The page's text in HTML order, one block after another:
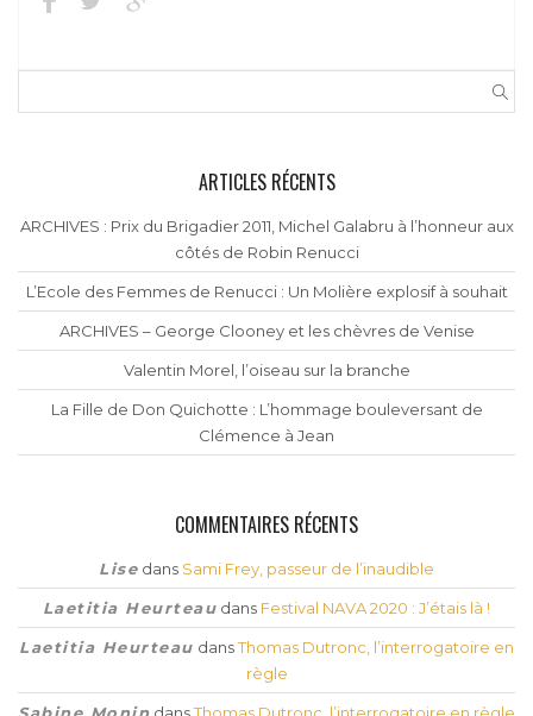
ARTICLES RÉCENTS
ARCHIVES : Prix du Brigadier 2011, Michel Galabru à l’honneur aux
côtés de Robin Renucci
L’Ecole des Femmes de Renucci : Un Molière explosif à souhait
ARCHIVES – George Clooney et les chèvres de Venise
Valentin Morel, l’oiseau sur la branche
La Fille de Don Quichotte : L’hommage bouleversant de
Clémence à Jean
COMMENTAIRES RÉCENTS
Lise dans Sami Frey, passeur de l’inaudible
Laetitia Heurteau dans Festival NAVA 2020 : J’étais là !
Laetitia Heurteau dansThomas Dutronc, l’interrogatoire en
règle